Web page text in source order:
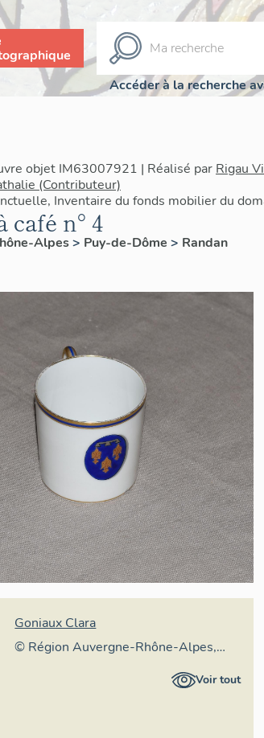
Accéder à la recherche
objet IM63007921 | Réalisé par Rigau
(Contributeur)
Inventaire du fonds mobilier du
café n° 4
Alpes> Puy-de-Dôme > Randan
Goniaux Clara
© Région Auvergne-Rhône-Alpes,
Inventaire général du patrimoineVoir tout